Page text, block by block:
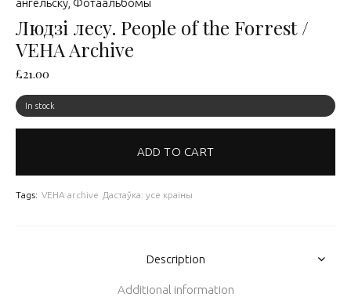
ангельску Фотаальбомы
Людзі лесу. People of the Forrest /
VEHA Archive
£21.00
In stock
ADD TO CART
Tags: VEHA archive Дастаўка: усе краіны
Description
Additional information